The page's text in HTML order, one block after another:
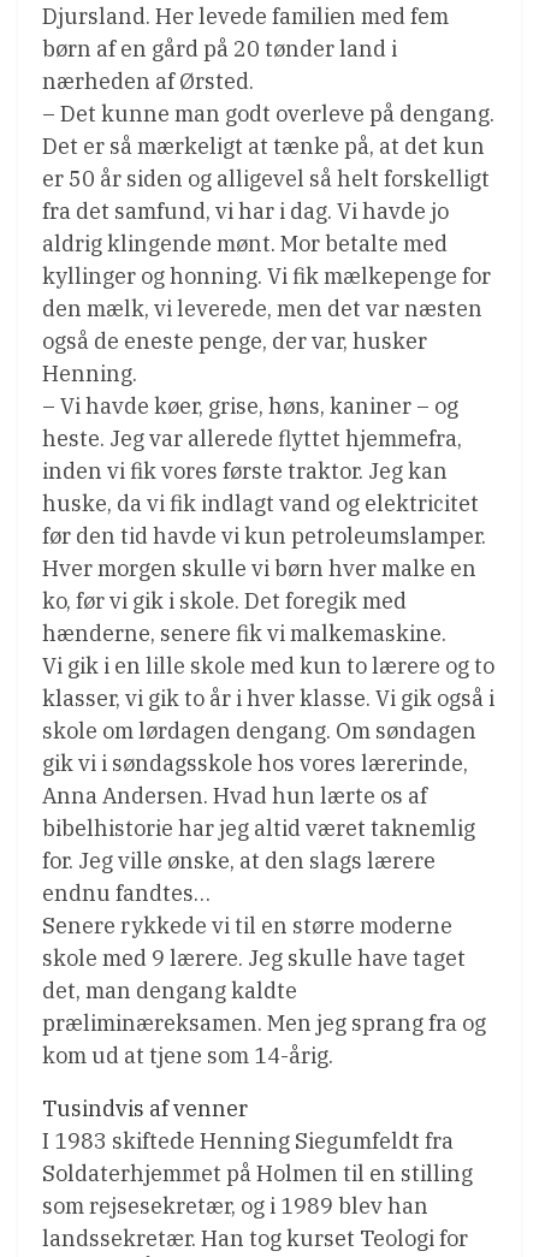
Djursland. Her levede familien med fem
børn af en gård på 20 tønder land i
nærheden af Ørsted.
– Det kunne man godt overleve på dengang.
Det er så mærkeligt at tænke på, at det kun
er 50 år siden og alligevel så helt forskelligt
fra det samfund, vi har i dag. Vi havde jo
aldrig klingende mønt. Mor betalte med
kyllinger og honning. Vi fik mælkepenge for
den mælk, vi leverede, men det var næsten
også de eneste penge, der var, husker
Henning.
– Vi havde køer, grise, høns, kaniner – og
heste. Jeg var allerede flyttet hjemmefra,
inden vi fik vores første traktor. Jeg kan
huske, da vi fik indlagt vand og elektricitet 
før den tid havde vi kun petroleumslamper.
Hver morgen skulle vi børn hver malke en
ko, før vi gik i skole. Det foregik med
hænderne, senere fik vi malkemaskine.
Vi gik i en lille skole med kun to lærere og to
klasser, vi gik to år i hver klasse. Vi gik også i
skole om lørdagen dengang. Om søndagen
gik vi i søndagsskole hos vores lærerinde,
Anna Andersen. Hvad hun lærte os af
bibelhistorie har jeg altid været taknemlig
for. Jeg ville ønske, at den slags lærere
endnu fandtes…
Senere rykkede vi til en større moderne
skole med 9 lærere. Jeg skulle have taget
det, man dengang kaldte
præliminæreksamen. Men jeg sprang fra og
kom ud at tjene som 14-årig.
Tusindvis af venner
I 1983 skiftede Henning Siegumfeldt fra
Soldaterhjemmet på Holmen til en stilling
som rejsesekretær, og i 1989 blev han
landssekretær. Han tog kurset Teologi for